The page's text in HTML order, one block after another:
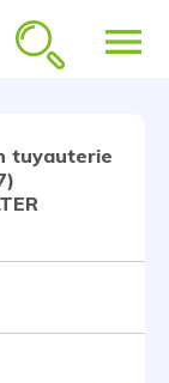
menu
tuyauterie